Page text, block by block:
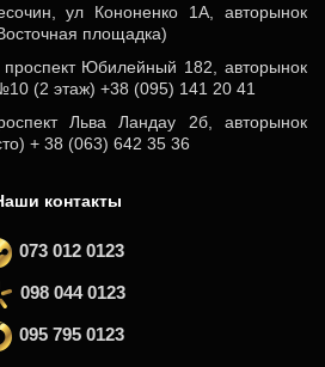
ул Кононенко 1А, авторынок
площадка)
проспект Юбилейный 182, авторынок
(2 этаж) +38 (095) 141 20 41
Льва Ландау 2б, авторынок
+ 38 (063) 642 35 36
контакты
073 012 0123
098 044 0123
095 795 0123